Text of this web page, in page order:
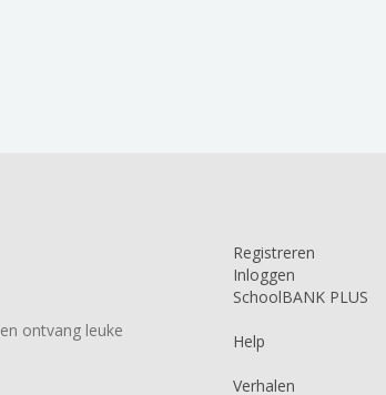
en ontvang leuke
Registreren
Inloggen
SchoolBANK PLUS
Help
Verhalen